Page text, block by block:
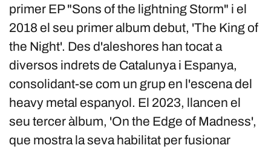
primer EP "Sons of the lightning Storm" i el
2018 el seu primer album debut, 'The King of
the Night'. Des d'aleshores han tocat a
diversos indrets de Catalunya i Espanya,
consolidant-se com un grup en l'escena del
heavy metal espanyol. El 2023, llancen el
seu tercer àlbum, 'On the Edge of Madness',
que mostra la seva habilitat per fusionar